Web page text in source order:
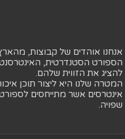
אנחנו אוהדים של קבוצות,
הספורט הסטנדרטית,
להציג את הזווית שלהם.
המטרה שלנו היא ליצור תוכן
אינטרסים אשר מתייחסים
שפויה.